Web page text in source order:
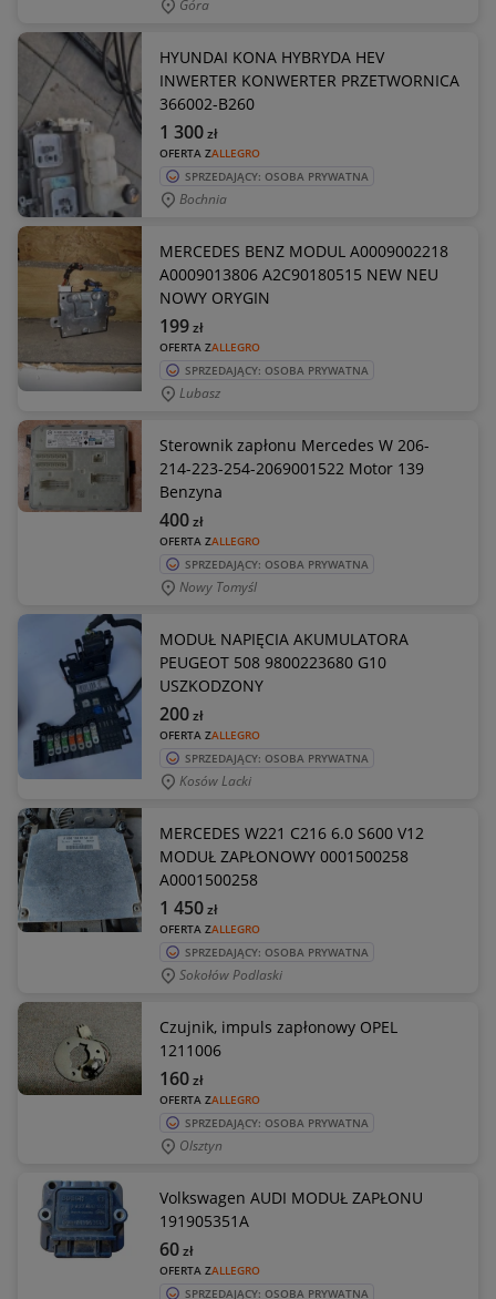
Góra
HYUNDAI KONA HYBRYDA HEV
INWERTER KONWERTER PRZETWORNICA
366002-B260
OFERTA ZALLEGRO
1 300zł
SPRZEDAJĄCY: OSOBA PRYWATNA
Bochnia
MERCEDES BENZ MODUL A0009002218
A0009013806 A2C90180515 NEW NEU
NOWY ORYGIN
OFERTA ZALLEGRO
199zł
SPRZEDAJĄCY: OSOBA PRYWATNA
Lubasz
Sterownik zapłonu Mercedes W 206-
214-223-254-2069001522 Motor 139
Benzyna
OFERTA ZALLEGRO
400zł
SPRZEDAJĄCY: OSOBA PRYWATNA
Nowy Tomyśl
MODUŁ NAPIĘCIA AKUMULATORA
PEUGEOT 508 9800223680 G10
USZKODZONY
OFERTA ZALLEGRO
200zł
SPRZEDAJĄCY: OSOBA PRYWATNA
Kosów Lacki
MERCEDES W221 C216 6.0 S600 V12
MODUŁ ZAPŁONOWY 0001500258
A0001500258
OFERTA ZALLEGRO
1 450zł
SPRZEDAJĄCY: OSOBA PRYWATNA
Sokołów Podlaski
Czujnik, impuls zapłonowy OPEL
1211006
OFERTA ZALLEGRO
160zł
SPRZEDAJĄCY: OSOBA PRYWATNA
Olsztyn
Volkswagen AUDI MODUŁ ZAPŁONU
191905351A
OFERTA ZALLEGRO
60zł
SPRZEDAJĄCY: OSOBA PRYWATNA